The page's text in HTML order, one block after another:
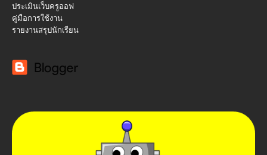
ประเมินเว็บครูออฟ
คู่มือการใช้งาน
รายงานสรุปนักเรียน